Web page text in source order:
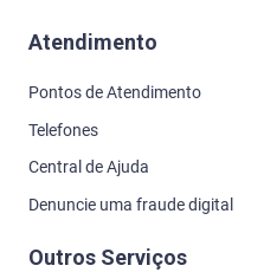
Atendimento
Pontos de Atendimento
Telefones
Central de Ajuda
Denuncie uma fraude digital
Outros Serviços